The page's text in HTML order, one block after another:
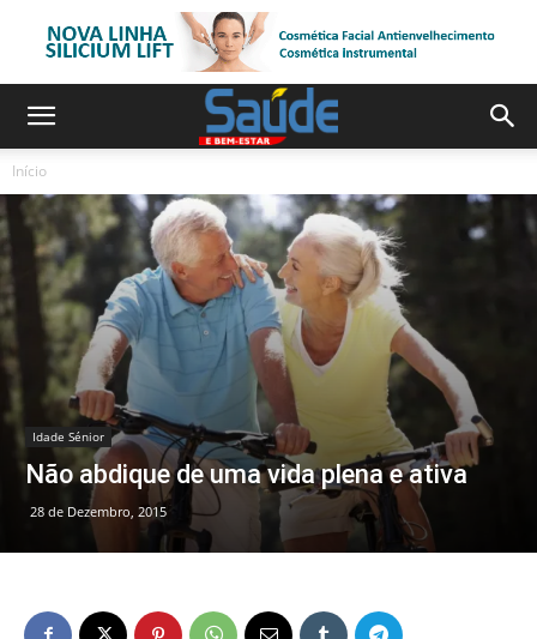
Início
Idade Sénior
Não abdique de uma vida plena e ativa
28 de Dezembro, 2015